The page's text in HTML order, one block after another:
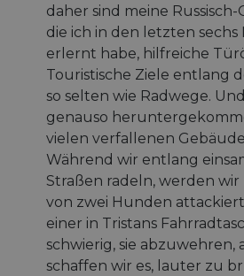
daher sind meine
die ich in den letzten sechs
erlernt habe, hilfreiche
Touristische Ziele entlang
so selten wie Radwege.
genauso
vielen verfallenen
Während wir entlang
Straßen radeln, werden
von zwei Hunden
einer in Tristans
schwierig, sie abzuwehren,
schaffen wir es, lauter zu